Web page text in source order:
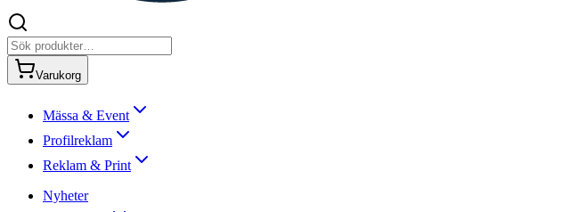
Varukorg
Mässa & Event
Profilreklam
Reklam & Print
Nyheter